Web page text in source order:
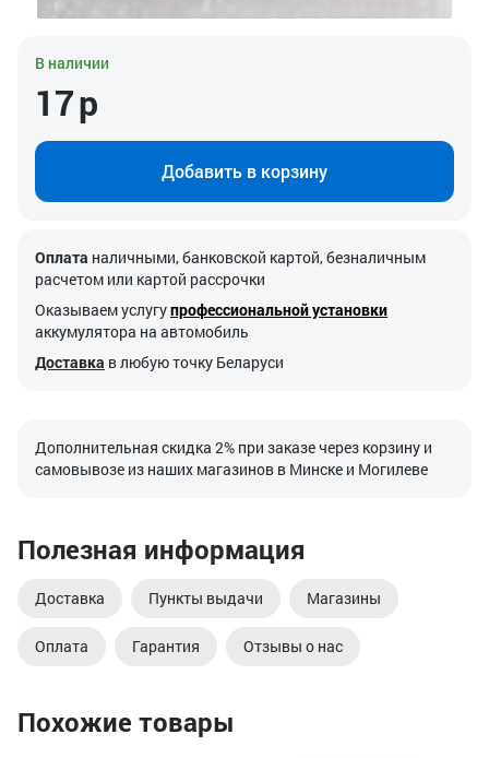
В наличии
17р
Добавить в корзину
Оплата наличными, банковской картой, безналичным
расчетом или картой рассрочки
Оказываем услугупрофессиональной установки
аккумулятора на автомобиль
Доставка в любую точку Беларуси
Дополнительная скидка 2% при заказе через корзину и
самовывозе из наших магазинов в Минске и Могилеве
Полезная информация
Доставка Пункты выдачи Магазины
Оплата Гарантия Отзывы о нас
Похожие товары